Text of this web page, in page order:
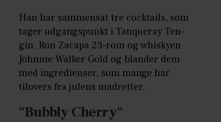
Han har sammensat tre cocktails, som
tager udgangspunkt i Tanqueray Ten-
gin, Ron Zacapa 23-rom og whiskyen
Johnnie Walker Gold og blander dem
med ingredienser, som mange har
tilovers fra julens madretter.
"Bubbly Cherry"